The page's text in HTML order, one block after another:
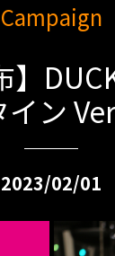
Campaign
】
イン
2023/02/01